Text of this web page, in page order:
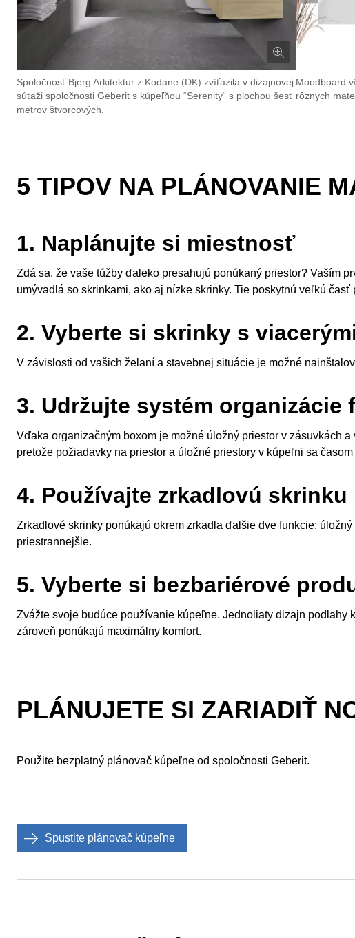
Spoločnosť Bjerg Arkitektur z Kodane (DK) zvíťazila v dizajnovej
súťaži spoločnosti Geberit s kúpeľňou “Serenity“ s plochou šesť
metrov štvorcových.
Moodboard
rôznych
5 TIPOV NA PLÁNOVANIE
1. Naplánujte si miestnosť
Zdá sa, že vaše túžby ďaleko presahujú ponúkaný priestor? Vaším
umývadlá so skrinkami, ako aj nízke skrinky. Tie poskytnú veľkú časť
2. Vyberte si skrinky s
V závislosti od vašich želaní a stavebnej situácie je možné
3. Udržujte systém organizácie
Vďaka organizačným boxom je možné úložný priestor v zásuvkách
pretože požiadavky na priestor a úložné priestory v kúpeľni sa časom
4. Používajte zrkadlovú skrinku
Zrkadlové skrinky ponúkajú okrem zrkadla ďalšie dve funkcie:
priestrannejšie.
5. Vyberte si bezbariérové
Zvážte svoje budúce používanie kúpeľne. Jednoliaty dizajn podlahy
zároveň ponúkajú maximálny komfort.
PLÁNUJETE SI ZARIADIŤ
Použite bezplatný plánovač kúpeľne od spoločnosti Geberit.
Spustite plánovač kúpeľne